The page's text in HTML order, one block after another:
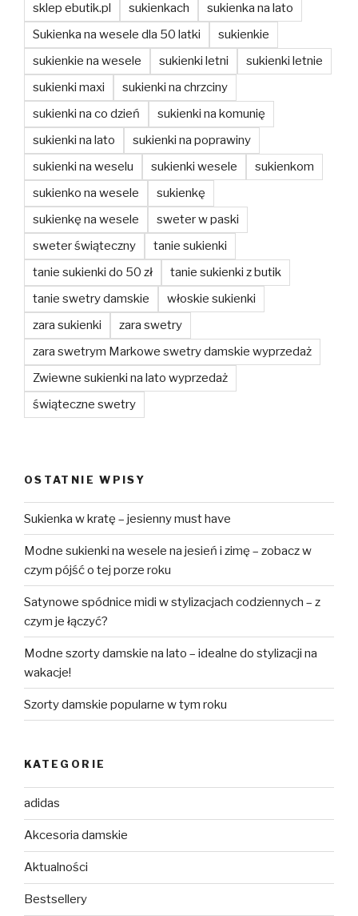
sklep ebutik.pl
sukienkach
sukienka na lato
Sukienka na wesele dla 50 latki
sukienkie
sukienkie na wesele
sukienki letni
sukienki letnie
sukienki maxi
sukienki na chrzciny
sukienki na co dzień
sukienki na komunię
sukienki na lato
sukienki na poprawiny
sukienki na weselu
sukienki wesele
sukienkom
sukienko na wesele
sukienkę
sukienkę na wesele
sweter w paski
sweter świąteczny
tanie sukienki
tanie sukienki do 50 zł
tanie sukienki z butik
tanie swetry damskie
włoskie sukienki
zara sukienki
zara swetry
zara swetrym Markowe swetry damskie wyprzedaż
Zwiewne sukienki na lato wyprzedaż
świąteczne swetry
OSTATNIE WPISY
Sukienka w kratę – jesienny must have
Modne sukienki na wesele na jesień i zimę – zobacz w
czym pójść o tej porze roku
Satynowe spódnice midi w stylizacjach codziennych – z
czym je łączyć?
Modne szorty damskie na lato – idealne do stylizacji na
wakacje!
Szorty damskie popularne w tym roku
KATEGORIE
adidas
Akcesoria damskie
Aktualności
Bestsellery